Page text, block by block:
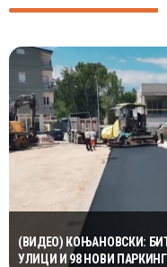
(ВИДЕО) КОЊАНОВСКИ:
УЛИЦИ И 98 НОВИ